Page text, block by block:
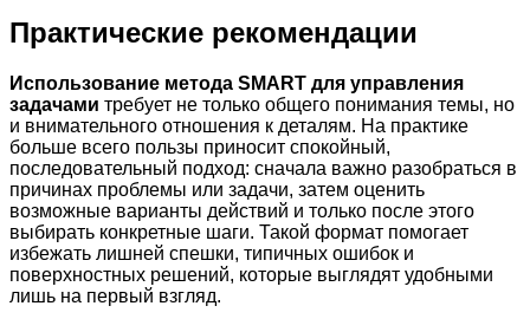
Практические рекомендации
Использование метода SMART для управления
задачами требует не только общего понимания темы, но
и внимательного отношения к деталям. На практике
больше всего пользы приносит спокойный,
последовательный подход: сначала важно разобраться в
причинах проблемы или задачи, затем оценить
возможные варианты действий и только после этого
выбирать конкретные шаги. Такой формат помогает
избежать лишней спешки, типичных ошибок и
поверхностных решений, которые выглядят удобными
лишь на первый взгляд.